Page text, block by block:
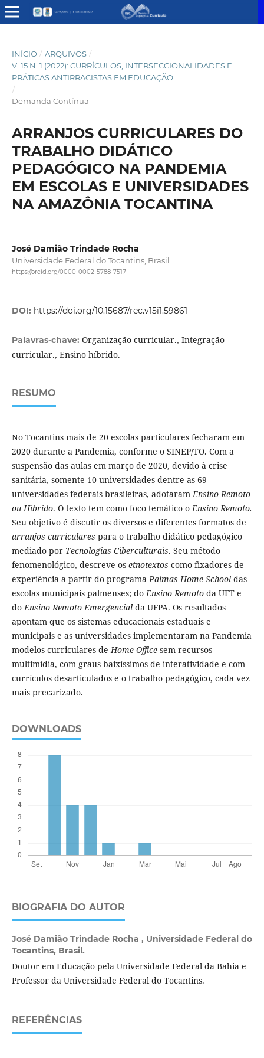
INÍCIO / ARQUIVOS /
V. 15 N. 1 (2022): CURRÍCULOS, INTERSECCIONALIDADES E
PRÁTICAS ANTIRRACISTAS EM EDUCAÇÃO
/
Demanda Contínua
ARRANJOS CURRICULARES DO
TRABALHO DIDÁTICO
PEDAGÓGICO NA PANDEMIA
EM ESCOLAS E UNIVERSIDADES
NA AMAZÔNIA TOCANTINA
José Damião Trindade Rocha
Universidade Federal do Tocantins, Brasil.
https://orcid.org/0000-0002-5788-7517
DOI: https://doi.org/10.15687/rec.v15i1.59861
Palavras-chave: Organização curricular., Integração
curricular., Ensino híbrido.
RESUMO
No Tocantins mais de 20 escolas particulares fecharam em
2020 durante a Pandemia, conforme o SINEP/TO. Com a
suspensão das aulas em março de 2020, devido à crise
sanitária, somente 10 universidades dentre as 69
universidades federais brasileiras, adotaramEnsino Remoto
ou Híbrido. O texto tem como foco temático oEnsino Remoto.
Seu objetivo é discutir os diversos e diferentes formatos de
arranjos curriculares para o trabalho didático pedagógico
mediado por Tecnologias Ciberculturais. Seu método
fenomenológico, descreve os etnotextos como fixadores de
experiência a partir do programaPalmas Home Schooldas
escolas municipais palmenses; doEnsino Remotoda UFT e
doEnsino Remoto Emergencialda UFPA. Os resultados
apontam que os sistemas educacionais estaduais e
municipais e as universidades implementaram na Pandemia
modelos curriculares deHome Officesem recursos
multimídia, com graus baixíssimos de interatividade e com
currículos desarticulados e o trabalho pedagógico, cada vez
mais precarizado.
DOWNLOADS
BIOGRAFIA DO AUTOR
José Damião Trindade Rocha , Universidade Federal do
Tocantins, Brasil.
Doutor em Educação pela Universidade Federal da Bahia e
Professor da Universidade Federal do Tocantins.
REFERÊNCIAS